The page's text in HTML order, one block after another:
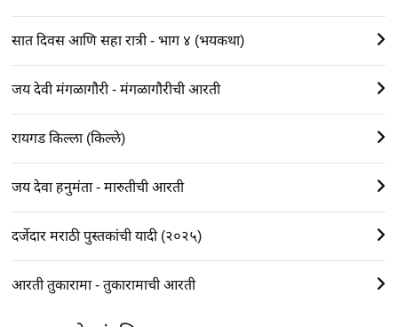
सात दिवस आणि सहा रात्री - भाग ४ (भयकथा)
जय देवी मंगळागौरी - मंगळागौरीची आरती
रायगड किल्ला (किल्ले)
जय देवा हनुमंता - मारुतीची आरती
दर्जेदार मराठी पुस्तकांची यादी (२०२५)
आरती तुकारामा - तुकारामाची आरती